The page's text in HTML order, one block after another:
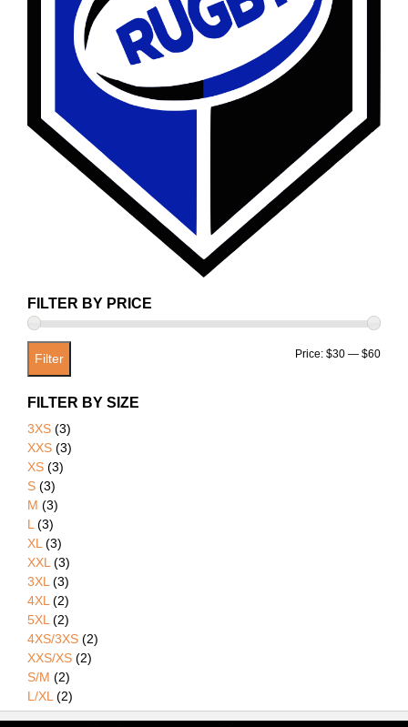
FILTER BY PRICE
Min
Max
Filter Price: $30 — $60
FILTER BY SIZE
3XS (3)
XXS (3)
XS (3)
S (3)
M (3)
L (3)
XL (3)
XXL (3)
3XL (3)
4XL (2)
5XL (2)
4XS/3XS (2)
XXS/XS (2)
S/M (2)
L/XL (2)